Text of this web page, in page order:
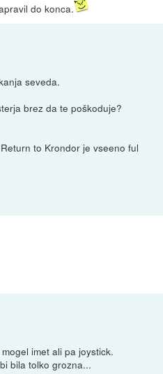
do konca.
seveda.
brez da te poškoduje?
to Krondor je vseeno ful
imet ali pa joystick.
bila tolko grozna...